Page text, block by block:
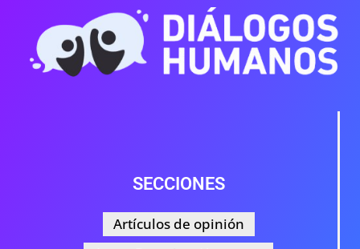
SECCIONES
Artículos de opinión